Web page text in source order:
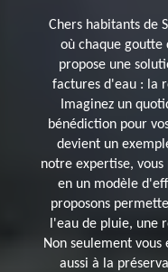
Chers habitants de
où chaque goutte
propose une
factures d'eau : la
Imaginez un
bénédiction pour
devient un
notre expertise,
en un modèle
proposons
l'eau de pluie, une
Non seulement
aussi à la